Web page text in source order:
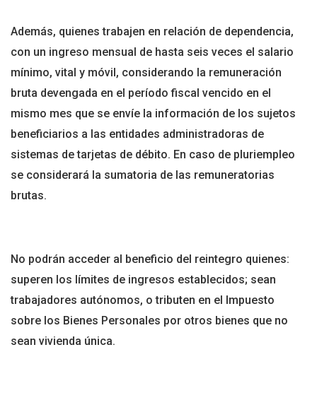
Además, quienes trabajen en relación de dependencia,
con un ingreso mensual de hasta seis veces el salario
mínimo, vital y móvil, considerando la remuneración
bruta devengada en el período fiscal vencido en el
mismo mes que se envíe la información de los sujetos
beneficiarios a las entidades administradoras de
sistemas de tarjetas de débito. En caso de pluriempleo
se considerará la sumatoria de las remuneratorias
brutas.
No podrán acceder al beneficio del reintegro quienes:
superen los límites de ingresos establecidos; sean
trabajadores autónomos, o tributen en el Impuesto
sobre los Bienes Personales por otros bienes que no
sean vivienda única.